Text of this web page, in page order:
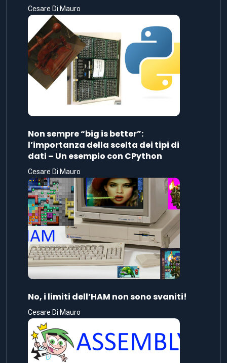
Cesare Di Mauro
Non sempre “big is better”:
l’importanza della scelta dei tipi di
dati – Un esempio con CPython
Cesare Di Mauro
No, i limiti dell’HAM non sono svaniti!
Cesare Di Mauro